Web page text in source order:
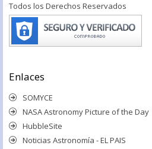
Todos los Derechos Reservados
Enlaces
SOMYCE
NASA Astronomy Picture of the Day
HubbleSite
Noticias Astronomía - EL PAIS